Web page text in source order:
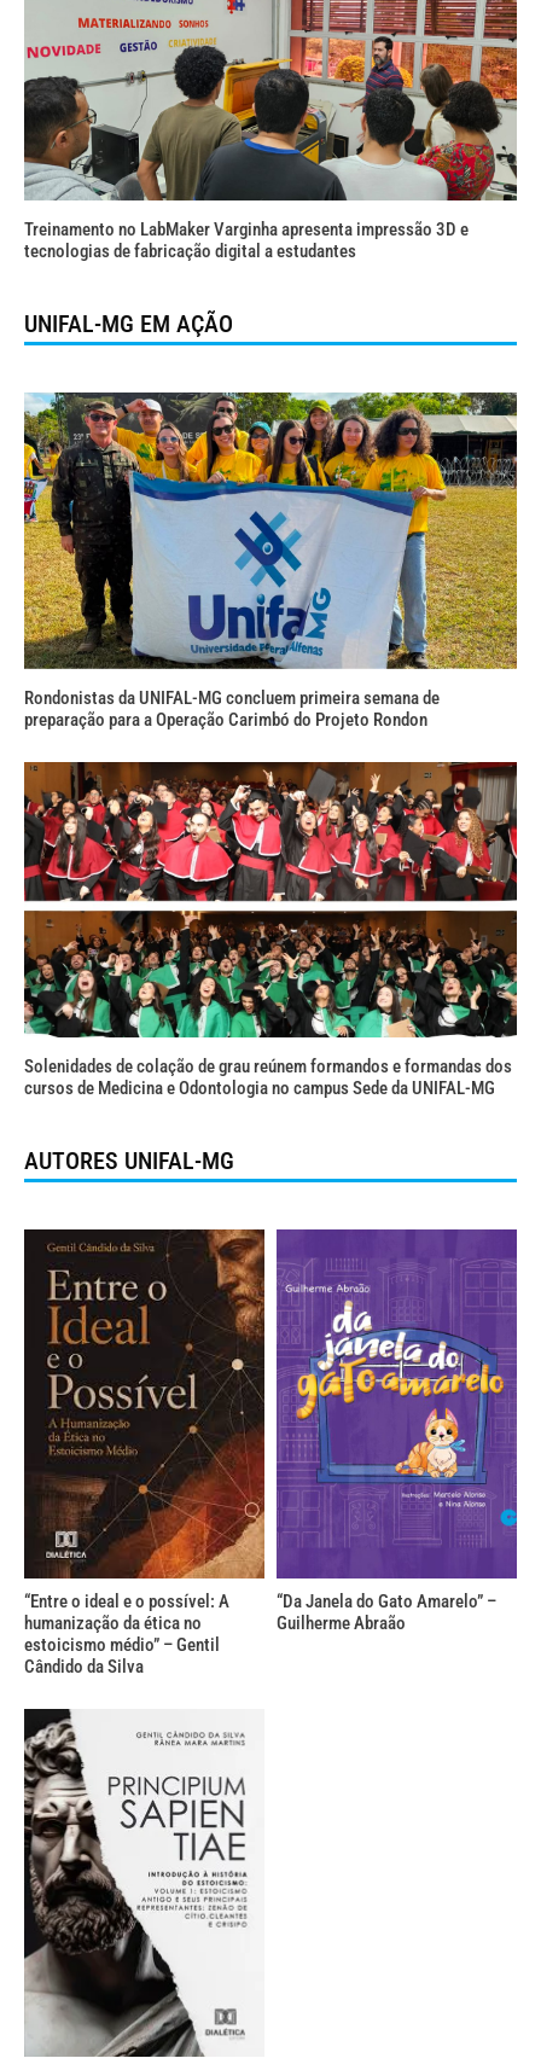
Treinamento no LabMaker Varginha apresenta impressão 3D e
tecnologias de fabricação digital a estudantes
UNIFAL-MG EM AÇÃO
Rondonistas da UNIFAL-MG concluem primeira semana de
preparação para a Operação Carimbó do Projeto Rondon
Solenidades de colação de grau reúnem formandos e formandas dos
cursos de Medicina e Odontologia no campus Sede da UNIFAL-MG
AUTORES UNIFAL-MG
“Entre o ideal e o possível: A
humanização da ética no
estoicismo médio” – Gentil
Cândido da Silva
“Da Janela do Gato Amarelo” –
Guilherme Abraão